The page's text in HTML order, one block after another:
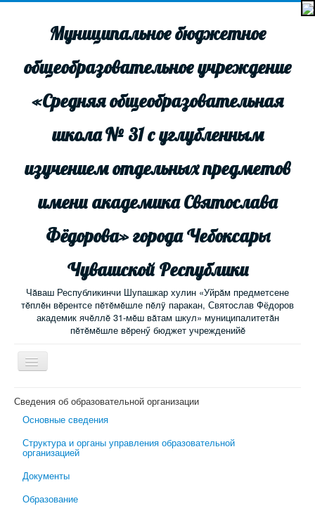
Муниципальное бюджетное
общеобразовательное учреждение
«Средняя общеобразовательная
школа № 31 с углубленным
изучением отдельных предметов
имени академика Святослава
Фёдорова» города Чебоксары
Чувашской Республики
Чăваш Республикинчи Шупашкар хулин «Уйрăм предметсене
тĕплĕн вĕрентсе пĕтĕмĕшле пĕлÿ паракан, Святослав Фёдоров
академик ячĕллĕ 31-мĕш вăтам шкул» муниципалитетăн
пĕтĕмĕшле вĕренӳ бюджет учрежденийĕ
Включить/
выключить
Новости
Электронный журнал
Сведения об образовательной организации
Основные сведения
Структура и органы управления образовательной
организацией
Документы
Образование